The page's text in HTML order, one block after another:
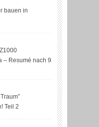
bauen in
– Resumé nach 9
Teil 2